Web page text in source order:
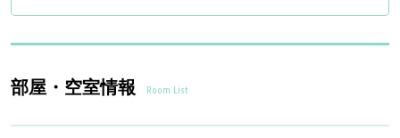
部屋・空室情報 Room List